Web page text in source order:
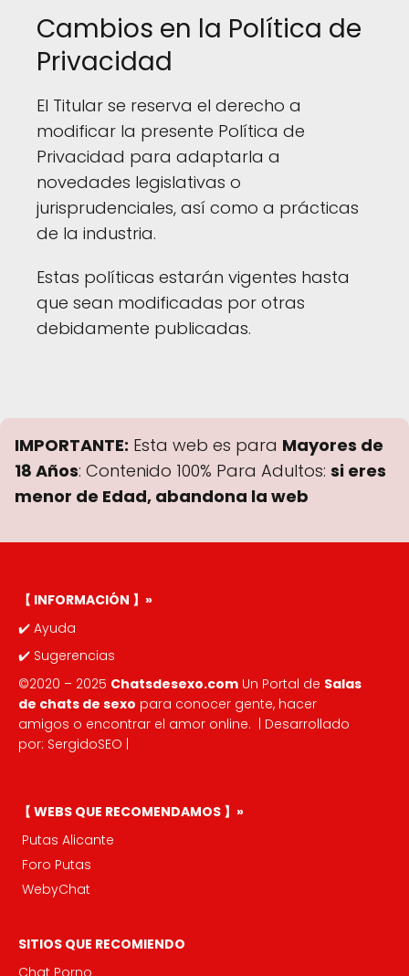
Cambios en la Política de
Privacidad
El Titular se reserva el derecho a
modificar la presente Política de
Privacidad para adaptarla a
novedades legislativas o
jurisprudenciales, así como a prácticas
de la industria.
Estas políticas estarán vigentes hasta
que sean modificadas por otras
debidamente publicadas.
IMPORTANTE: Esta web es para Mayores de
18 Años: Contenido 100% Para Adultos: si eres
menor de Edad, abandona la web
【 INFORMACIÓN 】»
✔️ Ayuda
✔️ Sugerencias
©2020 – 2025 Chatsdesexo.com Un Portal de Salas
de chats de sexo para conocer gente, hacer
amigos o encontrar el amor online. | Desarrollado
por: SergidoSEO
【 WEBS QUE RECOMENDAMOS 】»
Putas Alicante
Foro Putas
WebyChat
SITIOS QUE RECOMIENDO
Chat Porno